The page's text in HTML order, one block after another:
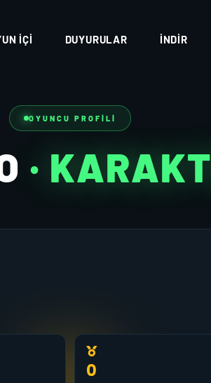
İÇI DUYURULAR İNDIR
OYUNCU PROFILI
·
0